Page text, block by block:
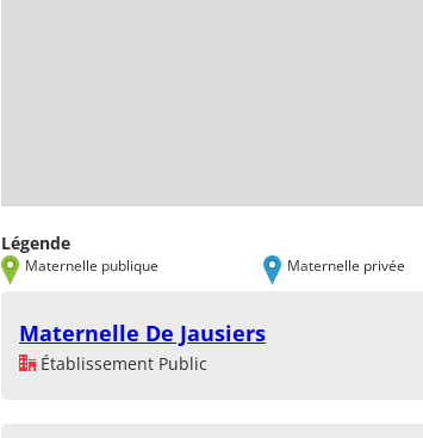
Légende
Maternelle publique Maternelle privée
Maternelle De Jausiers
Établissement Public